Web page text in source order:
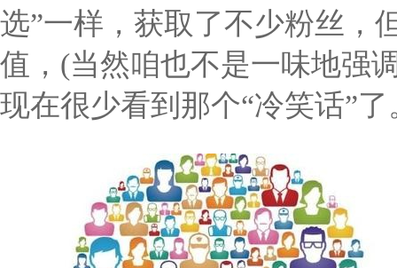
选”一样，获取了不少粉丝，
值，(当然咱也不是一味地强
现在很少看到那个“冷笑话”了